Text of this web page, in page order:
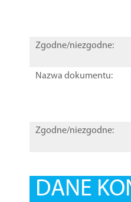
Zgodne/niezgodne:
Nazwa dokumentu:
Zgodne/niezgodne:
DANE